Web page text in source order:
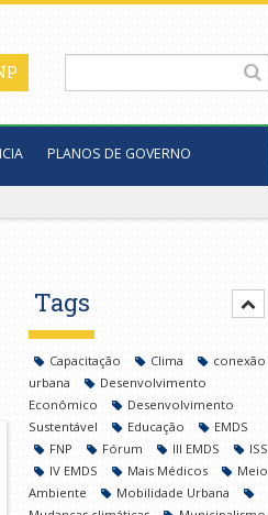
PLANOS DE GOVERNO
Tags
Capacitação Clima
conexão
urbana
Desenvolvimento
Econômico
Desenvolvimento
Sustentável
Educação
EMDS
FNP
Fórum III EMDS
ISS
IV EMDS
Mais Médicos
Meio
Ambiente
Mobilidade Urbana